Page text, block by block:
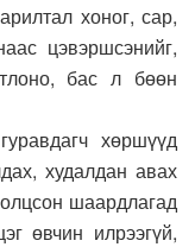
хоног, сар,
цэвэршсэнийг,
бас л бөөн
хөршүүд
худалдан авах
шаардлагад
өвчин илрээгүй,